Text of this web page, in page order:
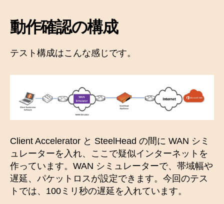
動作確認の構成
テスト構成はこんな感じです。
Client Accelerator と SteelHead の間に WAN シミ
ュレーターを入れ、ここで疑似インターネットを
作っています。WAN シミュレーターで、帯域幅や
遅延、パケットロスが設定できます。今回のテス
トでは、100ミリ秒の遅延を入れています。